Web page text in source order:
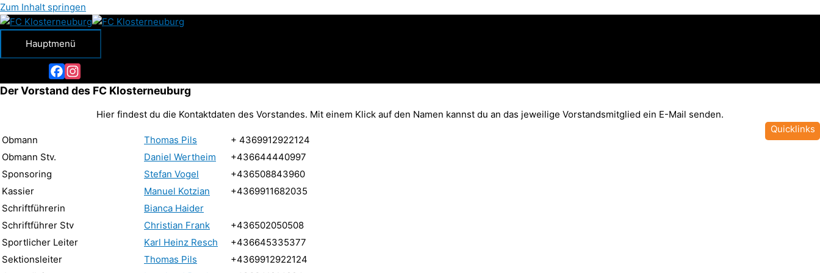
Zum Inhalt springen
Hauptmenü
Facebook
Instagram
Der Vorstand des FC Klosterneuburg
Hier findest du die Kontaktdaten des Vorstandes. Mit einem Klick auf den Namen kannst du an das jeweilige Vorstandsmitglied ein E-Mail senden.
Obmann Thomas Pils
+ 4369912922124
Obmann Stv.
Daniel Wertheim
+436644440997
Sponsoring
Stefan Vogel
+436508843960
Kassier
Manuel Kotzian
+4369911682035
Schriftführerin
Bianca Haider
Schriftführer Stv
Christian Frank
+436502050508
Sportlicher Leiter
Karl Heinz Resch
+436645335377
Sektionsleiter
Thomas Pils
+4369912922124
Quicklinks